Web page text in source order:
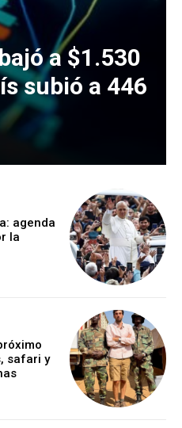
a $1.530
subió a 446
agenda
la
safari y